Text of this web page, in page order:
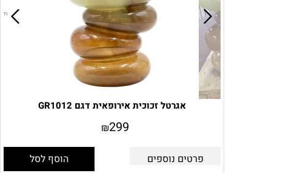
אגרטל זכוכית אירופאית דגם GR1012
₪299
פרטים נוספים הוסף לסל